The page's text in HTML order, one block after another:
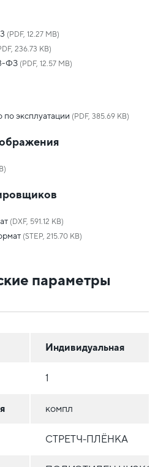
(PDF, 12.27 MB)
236.73 KB)
ФЗ (PDF, 12.57 MB)
по эксплуатации (PDF, 385.69 KB)
(DXF, 591.12 KB)
(STEP, 215.70 KB)
параметры
Индивидуальная
1
компл
СТРЕТЧ-ПЛЁНКА